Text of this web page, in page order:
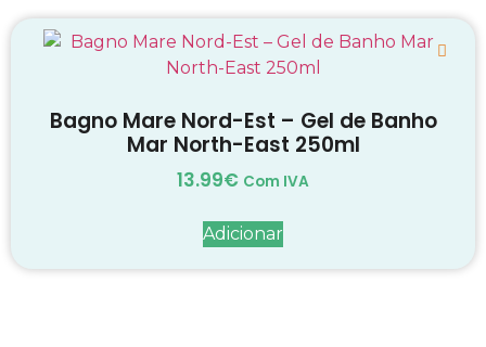
Bagno Mare Nord-Est – Gel de Banho
Mar North-East 250ml
13.99€ Com IVA
Adicionar